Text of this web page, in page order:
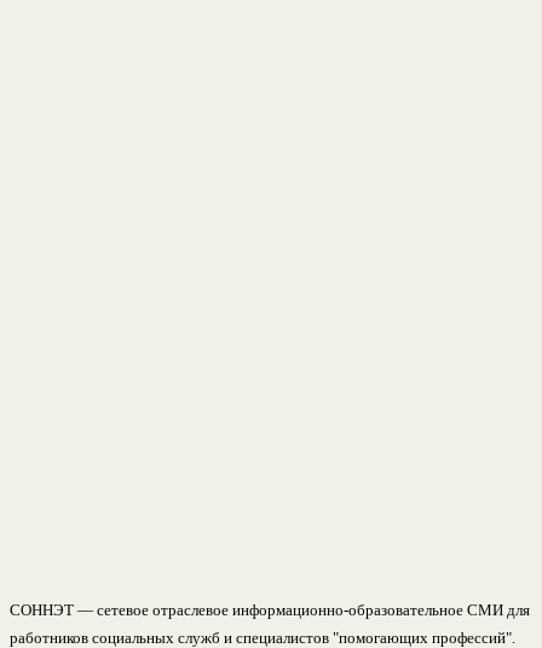
СОННЭТ — сетевое отраслевое информационно-образовательное СМИ для
работников социальных служб и специалистов "помогающих профессий".